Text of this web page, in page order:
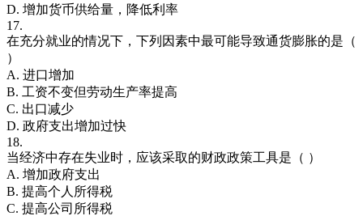
D. 增加货币供给量，降低利率
17.
在充分就业的情况下，下列因素中最可能导致通货膨胀的是（
）
A. 进口增加
B. 工资不变但劳动生产率提高
C. 出口减少
D. 政府支出增加过快
18.
当经济中存在失业时，应该采取的财政政策工具是（ ）
A. 增加政府支出
B. 提高个人所得税
C. 提高公司所得税